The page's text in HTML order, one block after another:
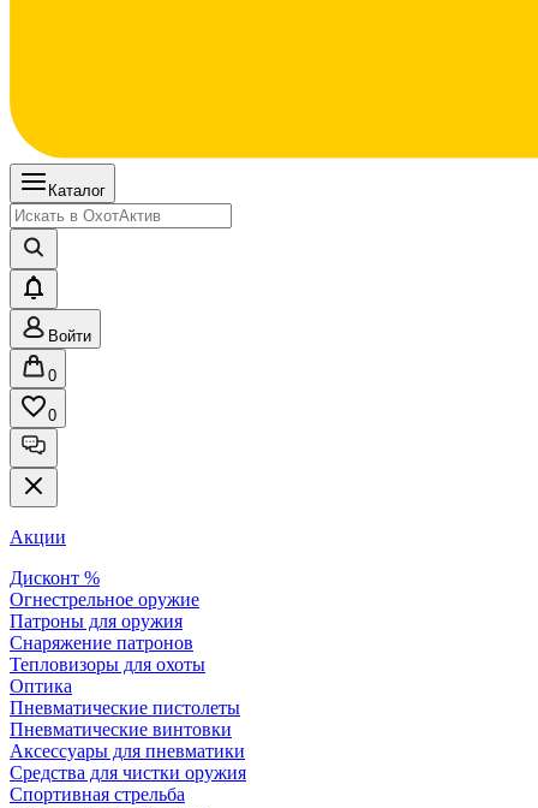
Каталог
Войти
0
0
Акции
Дисконт %
Огнестрельное оружие
Патроны для оружия
Снаряжение патронов
Тепловизоры для охоты
Оптика
Пневматические пистолеты
Пневматические винтовки
Аксессуары для пневматики
Средства для чистки оружия
Спортивная стрельба